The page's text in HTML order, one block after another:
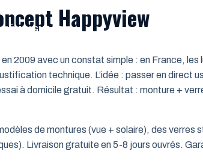
TÉMOIGNAGESHappyview
2009 avec un constat simple : en France, les
technique. L’idée : passer en direct
à domicile gratuit. Résultat : monture +
de montures (vue + solaire), des verres
Livraison gratuite en 5-8 jours ouvrés.